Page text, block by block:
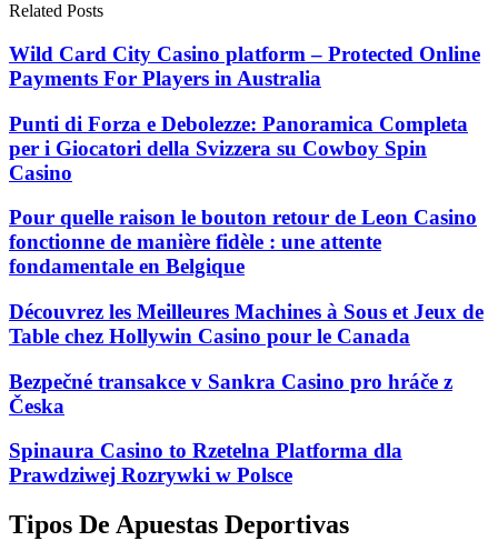
Related Posts
Wild Card City Casino platform – Protected Online
Payments For Players in Australia
Punti di Forza e Debolezze: Panoramica Completa
per i Giocatori della Svizzera su Cowboy Spin
Casino
Pour quelle raison le bouton retour de Leon Casino
fonctionne de manière fidèle : une attente
fondamentale en Belgique
Découvrez les Meilleures Machines à Sous et Jeux de
Table chez Hollywin Casino pour le Canada
Bezpečné transakce v Sankra Casino pro hráče z
Česka
Spinaura Casino to Rzetelna Platforma dla
Prawdziwej Rozrywki w Polsce
Tipos De Apuestas Deportivas